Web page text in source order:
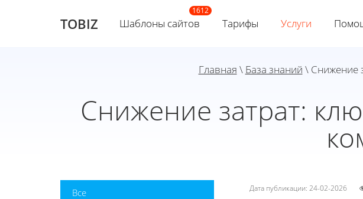
TOBIZ Шаблоны сайтов Тарифы Услуги
Главная \ База знаний \ Снижение
Снижение затрат:
Все Дата публикации: 24-02-2026